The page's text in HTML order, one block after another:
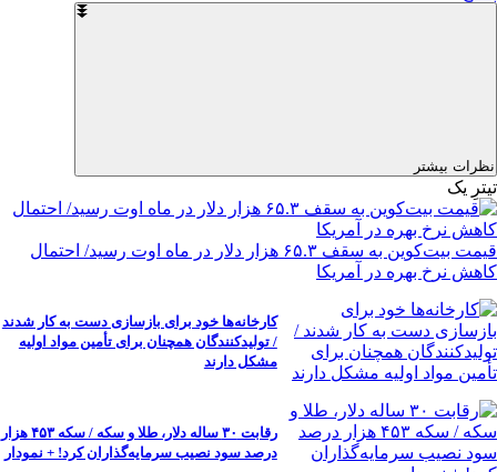
نظرات بیشتر
تیترِ یک
قیمت بیت‌کوین به سقف ۶۵.۳ هزار دلار در ماه اوت رسید/ احتمال
کاهش نرخ بهره در آمریکا
کارخانه‌ها خود برای بازسازی دست به کار شدند
/ تولیدکنندگان همچنان برای تأمین مواد اولیه
مشکل دارند
رقابت ۳۰ ساله دلار، طلا و سکه / سکه ۴۵۳ هزار
درصد سود نصیب سرمایه‌گذاران کرد! + نمودار